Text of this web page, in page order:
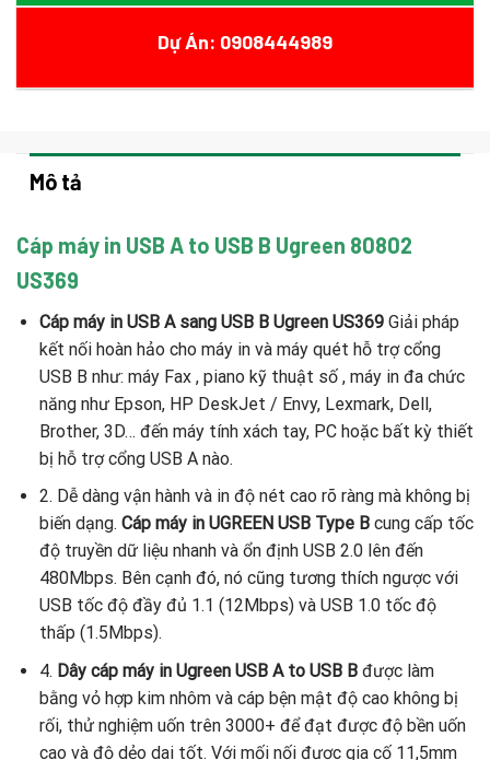
Dự Án: 0908444989
Mô tả
Cáp máy in USB A to USB B Ugreen 80802
US369
Cáp máy in USB A sang USB B Ugreen US369Giải pháp
kết nối hoàn hảo cho máy in và máy quét hỗ trợ cổng
USB B như: máy Fax , piano kỹ thuật số , máy in đa chức
năng như Epson, HP DeskJet / Envy, Lexmark, Dell,
Brother, 3D… đến máy tính xách tay, PC hoặc bất kỳ thiết
bị hỗ trợ cổng USB A nào.
2. Dễ dàng vận hành và in độ nét cao rõ ràng mà không bị
biến dạng. Cáp máy in UGREEN USB Type Bcung cấp tốc
độ truyền dữ liệu nhanh và ổn định USB 2.0 lên đến
480Mbps. Bên cạnh đó, nó cũng tương thích ngược với
USB tốc độ đầy đủ 1.1 (12Mbps) và USB 1.0 tốc độ
thấp (1.5Mbps).
4. Dây cáp máy in Ugreen USB A to USB Bđược làm
bằng vỏ hợp kim nhôm và cáp bện mật độ cao không bị
rối, thử nghiệm uốn trên 3000+ để đạt được độ bền uốn
cao và độ dẻo dai tốt. Với mối nối được gia cố 11,5mm